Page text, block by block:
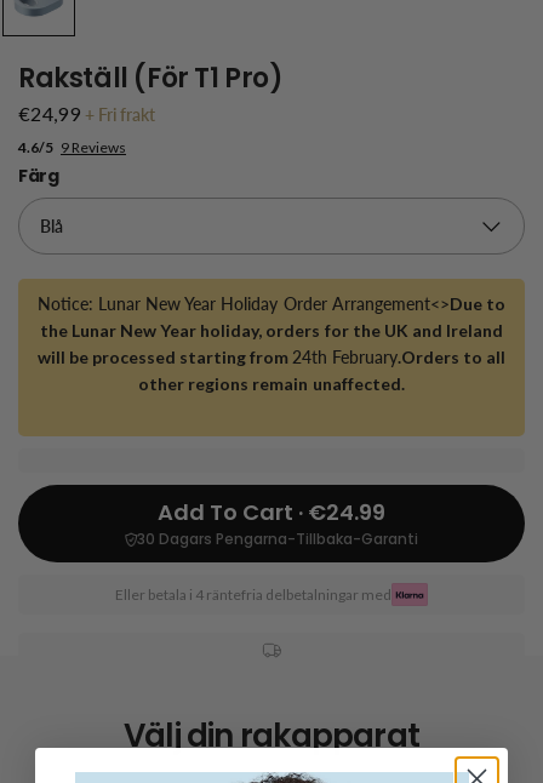
Rakställ (för T1 Pro)
€24,99 +Fri frakt
9 Reviews
4.6/5
Färg
Notice: Lunar New Year Holiday Order Arrangement<>Due to
the Lunar New Year holiday, orders for the UK and Ireland
will be processed starting from 24th February.Orders to all
other regions remain unaffected.
Add To Cart · €24.99
30 Dagars Pengarna-Tillbaka-Garanti
Eller betala i 4 räntefria delbetalningar med
Välj din rakapparat